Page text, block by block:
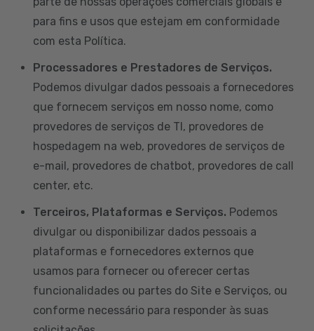
para fins e usos que estejam em conformidade
com esta Política.
Processadores e Prestadores de Serviços.
Podemos divulgar dados pessoais a fornecedores
que fornecem serviços em nosso nome, como
provedores de serviços de TI, provedores de
hospedagem na web, provedores de serviços de
e-mail, provedores de chatbot, provedores de call
center, etc.
Terceiros, Plataformas e Serviços. Podemos
divulgar ou disponibilizar dados pessoais a
plataformas e fornecedores externos que
usamos para fornecer ou oferecer certas
funcionalidades ou partes do Site e Serviços, ou
conforme necessário para responder às suas